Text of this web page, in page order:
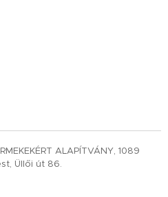
ALAPÍTVÁNY, 1089
Üllői út 86.